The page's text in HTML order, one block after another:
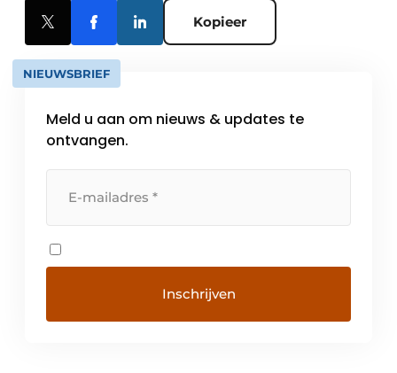
Kopieer
NIEUWSBRIEF
Meld u aan om nieuws & updates te
ontvangen.